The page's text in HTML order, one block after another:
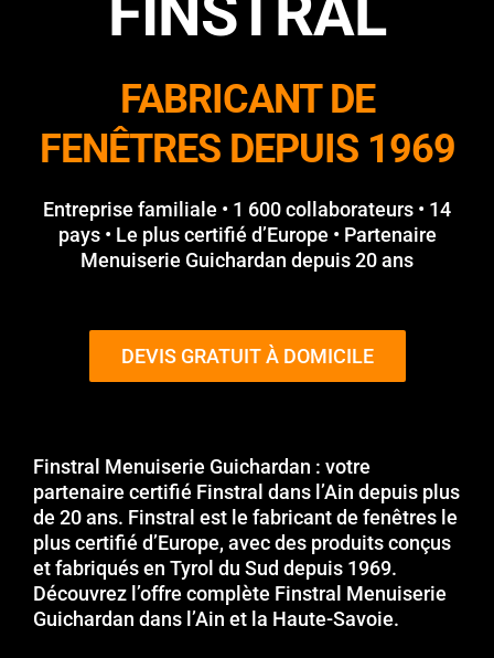
FABRICANT DE
FENÊTRES DEPUIS 1969
Entreprise familiale • 1 600 collaborateurs • 14
pays • Le plus certifié d’Europe • Partenaire
Menuiserie Guichardan depuis 20 ans
DEVIS GRATUIT À DOMICILE
Finstral Menuiserie Guichardan : votre
partenaire certifié Finstral dans l’Ain depuis plus
de 20 ans. Finstral est le fabricant de fenêtres le
plus certifié d’Europe, avec des produits conçus
et fabriqués en Tyrol du Sud depuis 1969.
Découvrez l’offre complète Finstral Menuiserie
Guichardan dans l’Ain et la Haute-Savoie.